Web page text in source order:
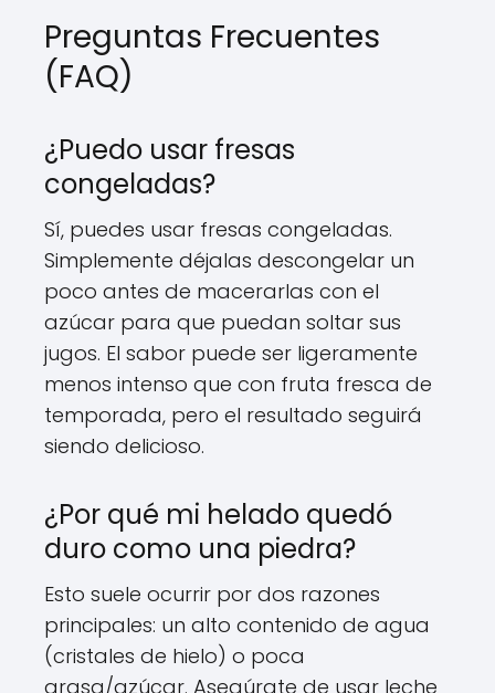
Preguntas Frecuentes
(FAQ)
¿Puedo usar fresas
congeladas?
Sí, puedes usar fresas congeladas.
Simplemente déjalas descongelar un
poco antes de macerarlas con el
azúcar para que puedan soltar sus
jugos. El sabor puede ser ligeramente
menos intenso que con fruta fresca de
temporada, pero el resultado seguirá
siendo delicioso.
¿Por qué mi helado quedó
duro como una piedra?
Esto suele ocurrir por dos razones
principales: un alto contenido de agua
(cristales de hielo) o poca
grasa/azúcar. Asegúrate de usar leche